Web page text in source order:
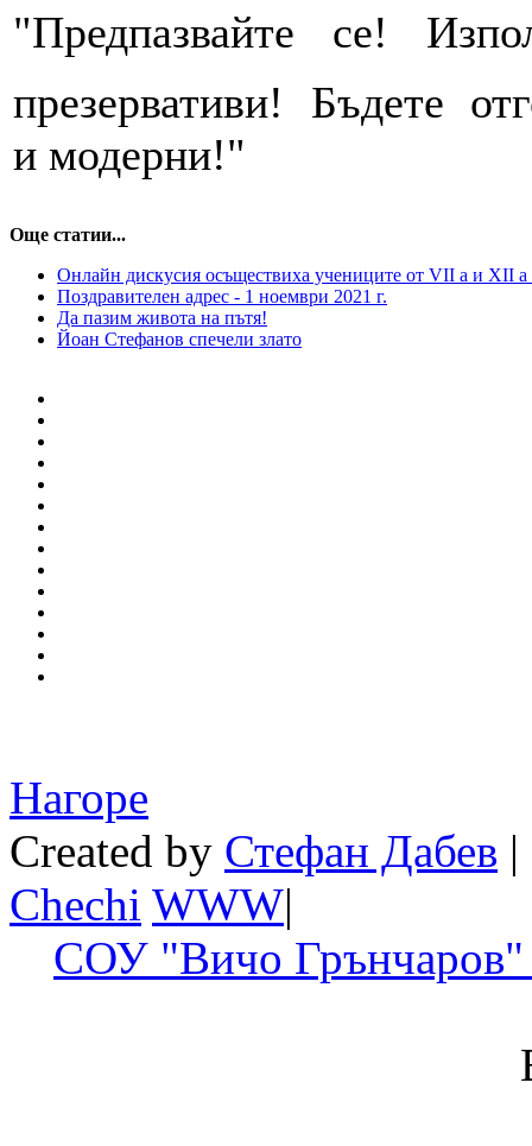
"Предпазвайте се!
презервативи! Бъдете
и модерни!"
Още статии...
Онлайн дискусия осъществиха учениците от VII a и XII
Поздравителен адрес - 1 ноември 2021 г.
Да пазим живота на пътя!
Йоан Стефанов спечели злато
Нагоре
Created by Стефан Дабев
Chechi WWW|
СОУ "Вичо Грънчаров"